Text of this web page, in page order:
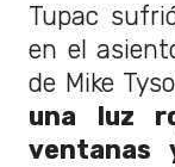
Tupac
en el
de Mike
una luz
ventanas